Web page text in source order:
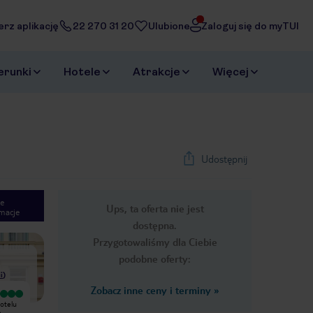
aplikację 22 270 31 20 Ulubione Zaloguj się do myTUI
Hotele Atrakcje Więcej
Udostępnij
Ups, ta oferta nie jest
dostępna.
Przygotowaliśmy dla Ciebie
podobne oferty:
Zobacz inne ceny i terminy »
Next slide
1/23
)